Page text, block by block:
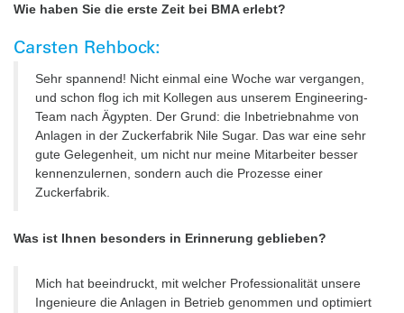
Wie haben Sie die erste Zeit bei BMA erlebt?
Carsten Rehbock:
Sehr spannend! Nicht einmal eine Woche war vergangen,
und schon flog ich mit Kollegen aus unserem Engineering-
Team nach Ägypten. Der Grund: die Inbetriebnahme von
Anlagen in der Zuckerfabrik Nile Sugar. Das war eine sehr
gute Gelegenheit, um nicht nur meine Mitarbeiter besser
kennenzulernen, sondern auch die Prozesse einer
Zuckerfabrik.
Was ist Ihnen besonders in Erinnerung geblieben?
Mich hat beeindruckt, mit welcher Professionalität unsere
Ingenieure die Anlagen in Betrieb genommen und optimiert